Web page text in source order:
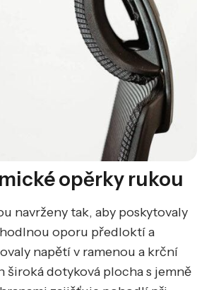
opěrky rukou
navrženy tak, aby poskytovaly
oporu předloktí a
napětí v ramenou a krční
široká dotyková plocha s jemně